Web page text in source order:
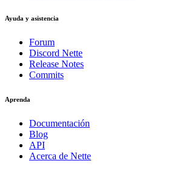
Ayuda y asistencia
Forum
Discord Nette
Release Notes
Commits
Aprenda
Documentación
Blog
API
Acerca de Nette